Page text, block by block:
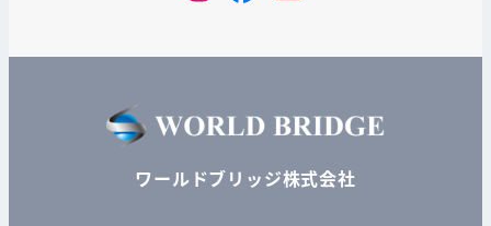
ワールドブリッジ株式会社